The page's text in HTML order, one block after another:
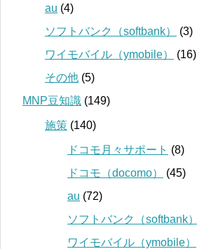
au (4)
ソフトバンク（softbank）
(3)
ワイモバイル（ymobile）
(16)
その他 (5)
MNP豆知識 (149)
施策 (140)
ドコモ月々サポート (8)
ドコモ（docomo）
(45)
au (72)
ソフトバンク（softbank）
ワイモバイル（ymobile）